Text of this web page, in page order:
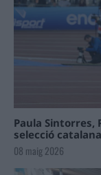
Paula Sintorres,
selecció
08 maig 2026